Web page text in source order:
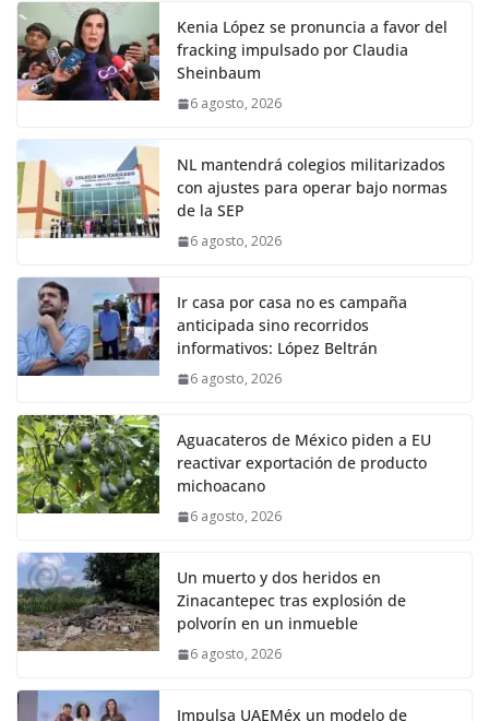
Kenia López se pronuncia a favor del
fracking impulsado por Claudia
Sheinbaum
6 agosto, 2026
NL mantendrá colegios militarizados
con ajustes para operar bajo normas
de la SEP
6 agosto, 2026
Ir casa por casa no es campaña
anticipada sino recorridos
informativos: López Beltrán
6 agosto, 2026
Aguacateros de México piden a EU
reactivar exportación de producto
michoacano
6 agosto, 2026
Un muerto y dos heridos en
Zinacantepec tras explosión de
polvorín en un inmueble
6 agosto, 2026
Impulsa UAEMéx un modelo de